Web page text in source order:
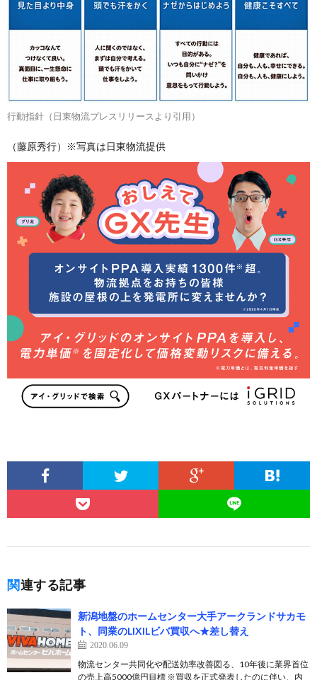
行動指針（日東物流プレスリリースより引用）
（藤原秀行）※写真は日東物流提供
関連する記事
新潟地盤のホームセンター大手アークランドサカモ
ト、同業のLIXILビバ買収へ★差し替え
2020.06.09
物流センター共同化や配送効率改善図る、10年後に業界首位
の売上高5000億円目標 ※買収を正式発表したのに伴い、内